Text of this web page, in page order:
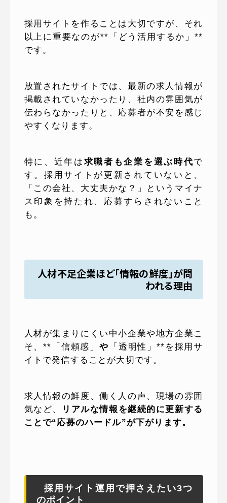
採用サイトを作ることは大切ですが、それ
以上に重要なのが**「どう活用するか」**
です。
放置されたサイトでは、最新の求人情報が
掲載されていなかったり、社内の雰囲気が
伝わらなかったりと、応募者が不安を感じ
やすくなります。
特に、近年は 求職者も企業を選ぶ時代で
す。採用サイトが更新されていないと、
「この会社、大丈夫かな？」というマイナ
ス印象を持たれ、応募すらされないこと
も。
人材不足企業ほど「情報の鮮度」が問
われる理由
人材が集まりにくい中小企業や地方企業こ
そ、**「信頼感」や
「透明性」**を採用サ
イトで発信することが大切です。
求人情報の鮮度、働く人の声、現場の雰囲
気など、
リアルな情報を継続的に更新する
ことで“応募のハードル”が下がります。
採用サイト運用で押さえたい3つ
のポイント